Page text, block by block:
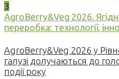
3
AgroBerry&Veg 2026.
переробка: технології,
AgroBerry&Veg 2026 у
галузі долучаються до
події року